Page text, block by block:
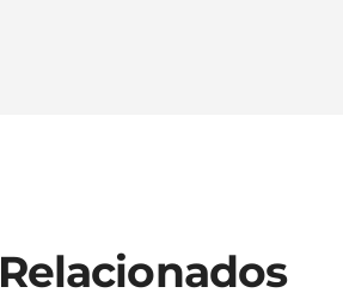
Relacionados